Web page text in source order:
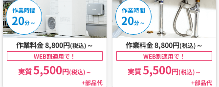
作業時間
20分～
作業料金 8,800円(税込) ～
WEB割適用で！
実質5,500円(税込)～
+部品代
作業時間
20分～
作業料金 8,800円(税込) ～
WEB割適用で！
実質5,500円(税込)～
+部品代